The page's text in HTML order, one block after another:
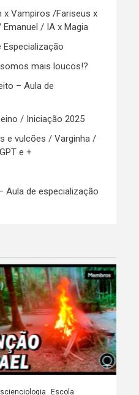
x Vampiros /Fariseus x
/ IA x Magia
Especialização
mais loucos!?
– Aula de
/ Iniciação 2025
e vulcões / Varginha /
e +
Aula de especialização
Escola